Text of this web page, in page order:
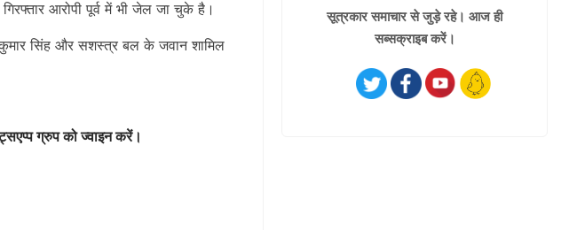
आरोपी पूर्व में भी जेल जा चुके है।
कुमार सिंह और सशस्त्र बल के जवान शामिल
ग्रुप को ज्वाइन करें।
सूत्रकार समाचार से जुड़े रहे। आज ही
सब्सक्राइब करें।